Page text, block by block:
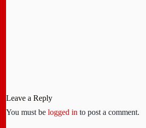
Leave a Reply
You must be logged in to post a comment.